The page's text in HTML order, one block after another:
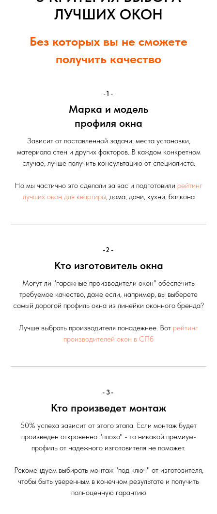
ЛУЧШИХ ОКОН
Без которых вы не сможете
получить качество
-1-
Марка и модель
профиля окна
Зависит от поставленной задачи, места установки,
материала стен и других факторов. В каждом конкретном
случае, лучше получить консультацию от специалиста.
Но мы частично это сделали за вас и подготовили рейтинг
лучших окон для квартиры , дома, дачи, кухни, балкона
-2-
Кто изготовитель окна
Могут ли "гаражные производители окон" обеспечить
требуемое качество, даже если, например, вы выберете
самый дорогой профиль окна из линейки оконного бренда?
Лучше выбрать производителя понадежнее. Вот рейтинг
производителей окон в СПб
-3-
Кто произведет монтаж
50% успеха зависит от этого этапа. Если монтаж будет
произведен откровенно "плохо" - то никакой премиум-
профиль от надежного изготовителя не поможет.
Рекомендуем выбирать монтаж "под ключ" от изготовителя,
чтобы быть уверенным в конечном результате и получить
полноценную гарантию